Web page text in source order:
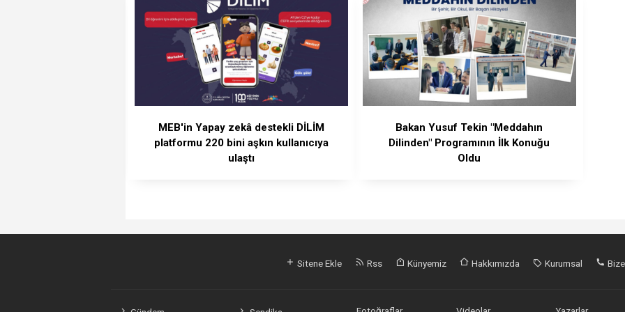
MEB'in Yapay zekâ destekli DİLİM
platformu 220 bini aşkın kullanıcıya
ulaştı
Bakan Yusuf Tekin "Meddahın
Dilinden" Programının İlk Konuğu
Oldu
Sitene Ekle Rss Künyemiz Hakkımızda Kurumsal